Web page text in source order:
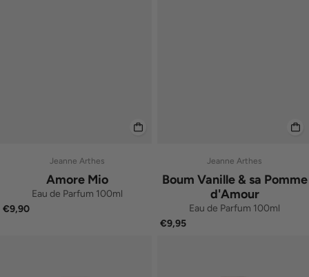
Jeanne Arthes
Amore Mio
Eau de Parfum 100ml
€9,90
Jeanne Arthes
Boum Vanille & sa Pomme
d'Amour
Eau de Parfum 100ml
€9,95